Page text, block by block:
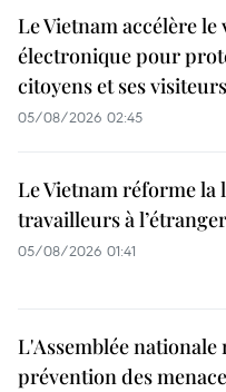
Le Vietnam accélère le
électronique pour
citoyens et ses visiteurs
05/08/2026 02:45
Le Vietnam réforme la
travailleurs à l’étranger
05/08/2026 01:41
L'Assemblée nationale
prévention des